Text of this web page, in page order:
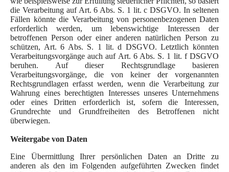
die Verarbeitung auf Art. 6 Abs. S. 1 lit. c DSGVO. In seltenen
Fällen könnte die Verarbeitung von personenbezogenen Daten
erforderlich werden, um lebenswichtige Interessen der
betroffenen Person oder einer anderen natürlichen Person zu
schützen, Art. 6 Abs. S. 1 lit. d DSGVO. Letztlich könnten
Verarbeitungsvorgänge auch auf Art. 6 Abs. S. 1 lit. f DSGVO
beruhen. Auf dieser Rechtsgrundlage basieren
Verarbeitungsvorgänge, die von keiner der vorgenannten
Rechtsgrundlagen erfasst werden, wenn die Verarbeitung zur
Wahrung eines berechtigten Interesses unseres Unternehmens
oder eines Dritten erforderlich ist, sofern die Interessen,
Grundrechte und Grundfreiheiten des Betroffenen nicht
überwiegen.
Weitergabe von Daten
Eine Übermittlung Ihrer persönlichen Daten an Dritte zu
anderen als den im Folgenden aufgeführten Zwecken findet